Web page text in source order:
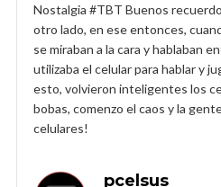
Nostalgia #TBT Buenos
otro lado, en ese entonces,
se miraban a la cara y hablaban
utilizaba el celular para hablar y
esto, volvieron inteligentes los
bobas, comenzo el caos y la
celulares!
pcelsus